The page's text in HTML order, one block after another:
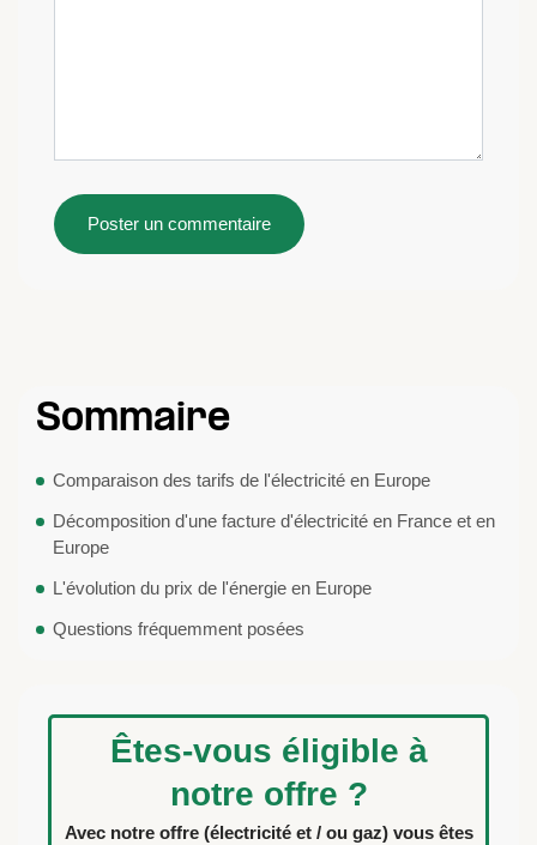
Sommaire
Comparaison des tarifs de l'électricité en Europe
Décomposition d'une facture d'électricité en France et en
Europe
L'évolution du prix de l'énergie en Europe
Questions fréquemment posées
Êtes-vous éligible à
notre offre ?
Avec notre offre (électricité et / ou gaz) vous êtes